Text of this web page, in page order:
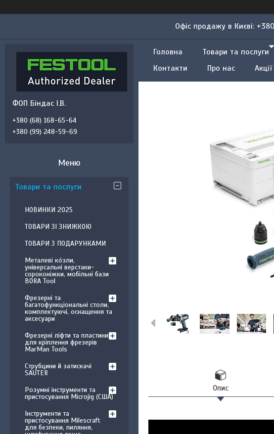
Офіс продажу в Києві:
Головна Товари та послуги
Контакти
Про нас Акції
Опис
ФОП Біндас І.В.
+380 (68) 168-65-64
+380 (99) 248-59-69
Товари та послуги
НОВИНКИ 2025
ТОВАРИ ЗІ ЗНИЖКОЮ
ТОВАРИ З ПОДАРУНКАМИ
Металеві ко́зли,
універсальні верстаки-
сороконіжки, мобільні бази
BORA Tool
Фрезерні та
багатофункціональні столи,
комплектуючі, оснащення та
аксесуари
Фрезерні ліфти та пластини
для кріплення фрезерів
MarMan Tools
Струбцини й затискачі
SAUTER
Розумні інструменти та
пристосування Microjig (США)
Інструменти та
пристосування Milescraft
для безпеки, пиляння,